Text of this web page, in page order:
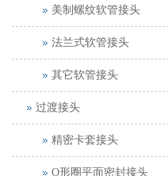
美制螺纹软管接头
法兰式软管接头
其它软管接头
过渡接头
精密卡套接头
O形圈平面密封接头